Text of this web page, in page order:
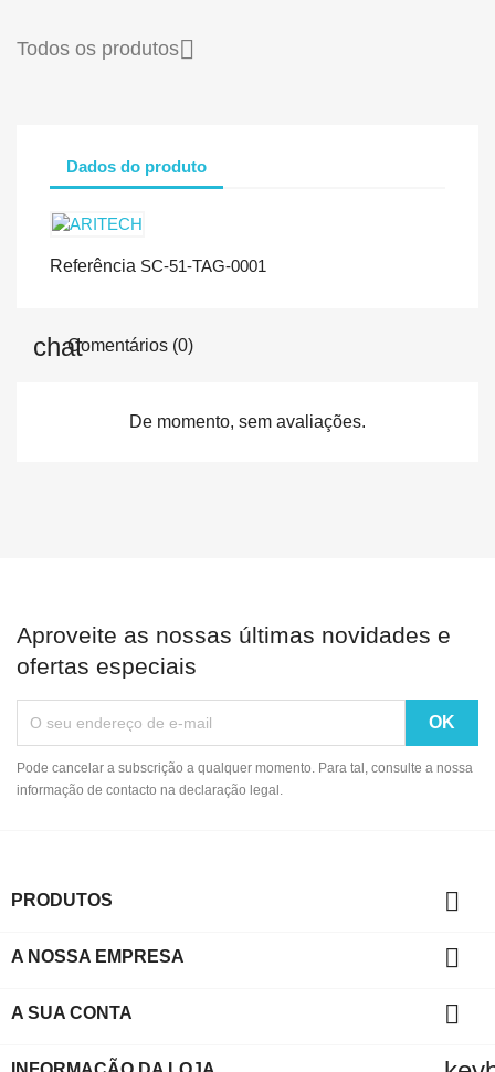
Todos os produtos
Dados do produto
Referência SC-51-TAG-0001
Comentários (0)
De momento, sem avaliações.
Aproveite as nossas últimas novidades e
ofertas especiais
Pode cancelar a subscrição a qualquer momento. Para tal, consulte a nossa
informação de contacto na declaração legal.
PRODUTOS 
A NOSSA EMPRESA 
A SUA CONTA 